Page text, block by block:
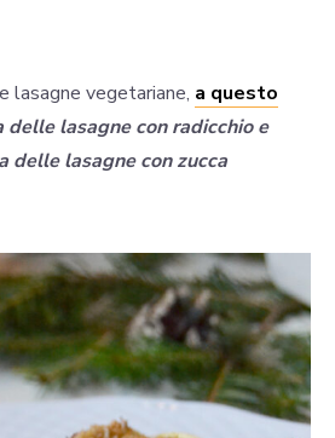
lasagne vegetariane, a questo
delle lasagne con radicchio e
delle lasagne con zucca